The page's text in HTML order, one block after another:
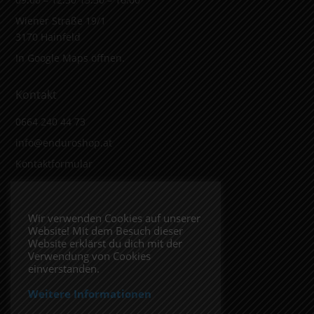
Wiener Straße 19/1
3170 Hainfeld
In Google Maps öffnen.
Kontakt
0664 240 44 73
info@enduroshop.at
Kontaktformular
Impressum
Datenschutzerklärung
Folge uns
Wir verwenden Cookies auf unserer
Website! Mit dem Besuch dieser
Website erklärst du dich mit der
Verwendung von Cookies
einverstanden.
Weitere Informationen